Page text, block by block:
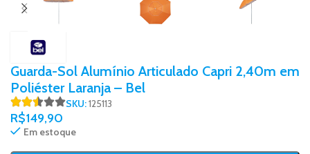
Guarda-Sol Alumínio Articulado Capri 2,40m em
Poliéster Laranja – Bel
SKU:125113
R$149,90
Em estoque